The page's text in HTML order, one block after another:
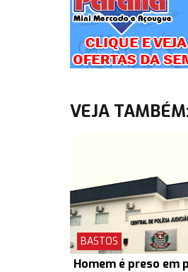
VEJA
BASTOS
Homem é preso em